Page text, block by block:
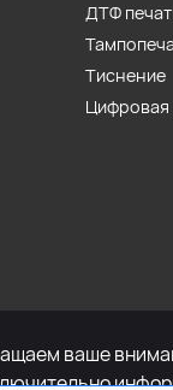
ДТФ
Тиснение
Цифровая
ваше